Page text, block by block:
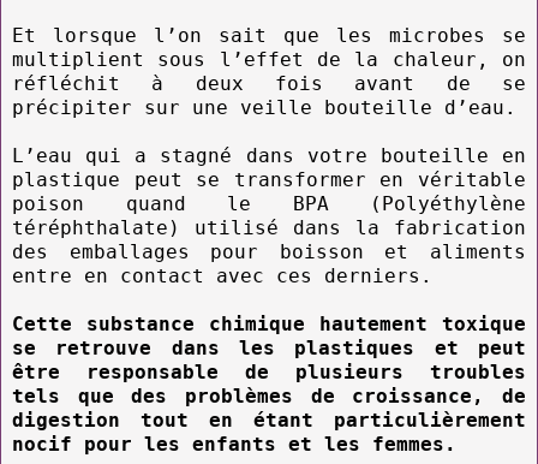
Et lorsque l’on sait que les microbes se
multiplient sous l’effet de la chaleur, on
réfléchit à deux fois avant de se
précipiter sur une veille bouteille d’eau.
L’eau qui a stagné dans votre bouteille en
plastique peut se transformer en véritable
poison quand le BPA (Polyéthylène
téréphthalate) utilisé dans la fabrication
des emballages pour boisson et aliments
entre en contact avec ces derniers.
Cette substance chimique hautement toxique
se retrouve dans les plastiques et peut
être responsable de plusieurs troubles
tels que des problèmes de croissance, de
digestion tout en étant particulièrement
nocif pour les enfants et les femmes.